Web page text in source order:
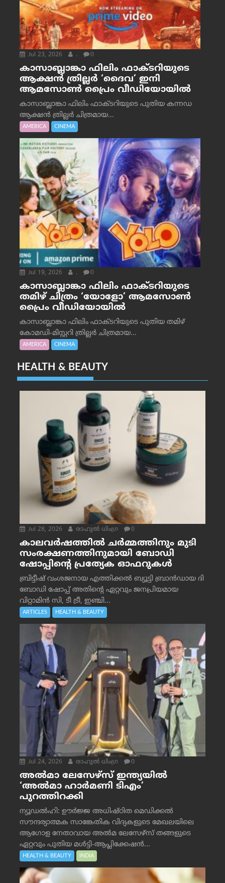
Jul 23, 2026 . 0
കാസാബ്ലാങ്കാ ഫിലിം ഫാക്ടറിയുടെ
ആക്ഷൻ ത്രില്ലർ ‘ദൈവ’ ഇനി
ആമസോൺ പ്രൈം വീഡിയോയിൽ
കാസാബ്ലാങ്കാ ഫിലിം ഫാക്ടറിയുടെ പുതിയ കന്നഡ
ആക്ഷൻ ത്രില്ലർ ചിത്രമായ...
AMERICA CINEMA
Jul 19, 2026 . 0
കാസാബ്ലാങ്കാ ഫിലിം ഫാക്ടറിയുടെ
തമിഴ് ചിത്രം ‘യോളോ’ ആമസോൺ
പ്രൈം വീഡിയോയിൽ
കാസാബ്ലാങ്കാ ഫിലിം ഫാക്ടറിയുടെ പുതിയ തമിഴ്
കോമഡി-മിസ്റ്ററി ത്രില്ലർ ചിത്രമായ...
AMERICA CINEMA
HEALTH & BEAUTY
Jul 28, 2026 രാഹുല്‍ ധിംഗ്ര 0
കാലവർഷത്തിൽ ചർമ്മത്തിനും മുടി
സംരക്ഷണത്തിനുമായി ബോഡി
ഷോപ്പിന്റെ പ്രത്യേക ഓഫറുകൾ
ബ്രിട്ടീഷ് വംശജനായ എത്തിക്കൽ ബ്യൂട്ടി ബ്രാൻഡായ ദി
ബോഡി ഷോപ്പ് അതിന്റെ ഏറ്റവും ജനപ്രിയമായ
വിറ്റാമിൻ സി, ടീ ട്രീ, ഇഞ്ചി...
ARTICLES HEALTH & BEAUTY
Jul 24, 2026 രാഹുല്‍ ധിംഗ്ര 0
അൽമാ ലേസേഴ്സ് ഇന്ത്യയിൽ
‘അൽമാ ഹാർമണി ടിഎം’
പുറത്തിറക്കി
ന്യൂഡൽഹി: ഊർജ്ജ അധിഷ്ഠിത മെഡിക്കൽ
സൗന്ദര്യാത്മക സാങ്കേതിക വിദ്യകളുടെ മേഖലയിലെ
ആഗോള നേതാവായ അൽമ ലേസേഴ്സ് തങ്ങളുടെ
ഏറ്റവും പുതിയ മൾട്ടി-ആപ്ലിക്കേഷൻ...
HEALTH & BEAUTY INDIA